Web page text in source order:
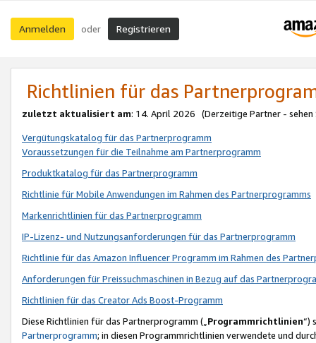
Anmelden oder Registrieren
Richtlinien für das
zuletzt aktualisiert am: 14. April 2026 (Derzeitige Partner - sehen
Vergütungskatalog für das Partnerprogramm
Voraussetzungen für die Teilnahme am Partnerprogramm
Produktkatalog für das Partnerprogramm
Richtlinie für Mobile Anwendungen im Rahmen des Partnerprogramms
Markenrichtlinien für das Partnerprogramm
IP-Lizenz- und Nutzungsanforderungen für das Partnerprogramm
Richtlinie für das Amazon Influencer Programm im Rahmen des
Anforderungen für Preissuchmaschinen in Bezug auf das
Richtlinien für das Creator Ads Boost-Programm
Diese Richtlinien für das Partnerprogramm („Programmrichtlinien“)
Partnerprogramm; in diesen Programmrichtlinien verwendete und